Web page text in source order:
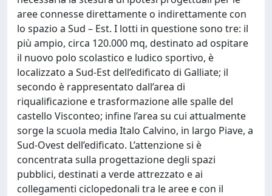
aree connesse direttamente o indirettamente con
lo spazio a Sud – Est. I lotti in questione sono tre: il
più ampio, circa 120.000 mq, destinato ad ospitare
il nuovo polo scolastico e ludico sportivo, è
localizzato a Sud-Est dell’edificato di Galliate; il
secondo è rappresentato dall’area di
riqualificazione e trasformazione alle spalle del
castello Visconteo; infine l’area su cui attualmente
sorge la scuola media Italo Calvino, in largo Piave, a
Sud-Ovest dell’edificato. L’attenzione si è
concentrata sulla progettazione degli spazi
pubblici, destinati a verde attrezzato e ai
collegamenti ciclopedonali tra le aree e con il